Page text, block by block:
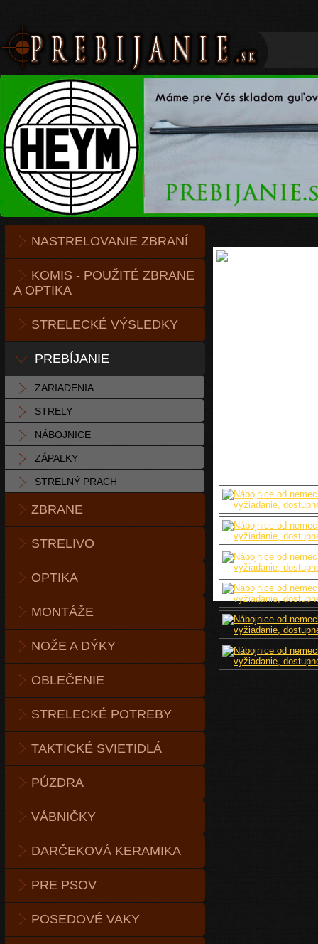
NASTRELOVANIE ZBRANÍ
KOMIS - POUŽITÉ ZBRANE
A OPTIKA
STRELECKÉ VÝSLEDKY
PREBÍJANIE
ZARIADENIA
STRELY
NÁBOJNICE
ZÁPALKY
STRELNÝ PRACH
ZBRANE
STRELIVO
OPTIKA
MONTÁŽE
NOŽE A DÝKY
OBLEČENIE
STRELECKÉ POTREBY
TAKTICKÉ SVIETIDLÁ
PÚZDRA
VÁBNIČKY
DARČEKOVÁ KERAMIKA
PRE PSOV
POSEDOVÉ VAKY